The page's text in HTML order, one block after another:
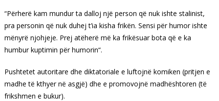
“Përherë kam mundur ta dalloj një person që nuk ishte stalinist,
pra personin që nuk duhej t’ia kisha frikën. Sensi për humor ishte
mënyrë njohjeje. Prej atëherë më ka frikësuar bota që e ka
humbur kuptimin për humorin“.
Pushtetet autoritare dhe diktatoriale e luftojnë komiken (pritjen e
madhe të kthyer në asgjë) dhe e promovojnë madhështoren (të
frikshmen e bukur).